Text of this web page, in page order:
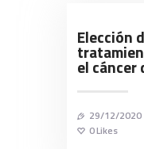
Elección
el
29/12/2020
0Likes